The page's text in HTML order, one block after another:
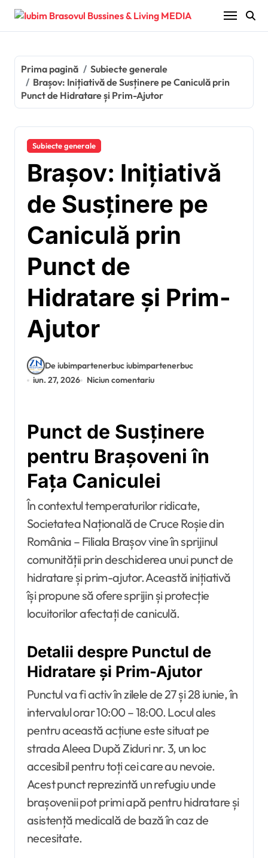
Sari
conținut
Prima pagină
Subiecte generale
Brașov: Inițiativă de Susținere pe Caniculă prin
Punct de Hidratare și Prim-Ajutor
Subiecte generale
Brașov: Inițiativă
de Susținere pe
Caniculă prin
Punct de
Hidratare și Prim-
Ajutor
De iubimpartenerbuc iubimpartenerbuc
iun. 27, 2026
Niciun comentariu
Punct de Susținere
pentru Brașoveni în
Fața Caniculei
În contextul temperaturilor ridicate,
Societatea Națională de Cruce Roșie din
România – Filiala Brașov vine în sprijinul
comunității prin deschiderea unui punct de
hidratare și prim-ajutor. Această inițiativă
își propune să ofere sprijin și protecție
locuitorilor afectați de caniculă.
Detalii despre Punctul de
Hidratare și Prim-Ajutor
Punctul va fi activ în zilele de 27 și 28 iunie, în
intervalul orar 10:00 – 18:00. Locul ales
pentru această acțiune este situat pe
strada Aleea După Ziduri nr. 3, un loc
accesibil pentru toți cei care au nevoie.
Acest punct reprezintă un refugiu unde
brașovenii pot primi apă pentru hidratare și
asistență medicală de bază în caz de
necesitate.